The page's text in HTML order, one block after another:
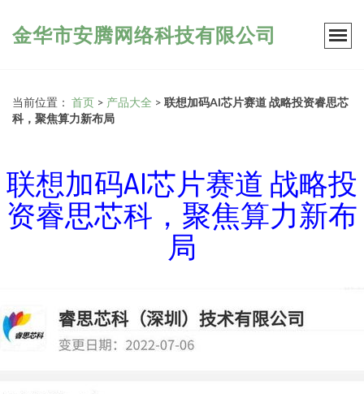
金华市安腾网络科技有限公司
当前位置： 首页 > 产品大全 > 联想加码AI芯片赛道 战略投资睿思芯
科，聚焦算力新布局
联想加码AI芯片赛道 战略投
资睿思芯科，聚焦算力新布
局